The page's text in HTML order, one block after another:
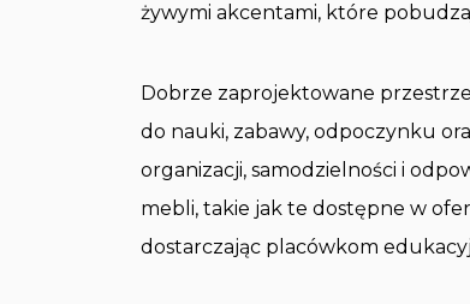
żywymi akcentami, które
Dobrze zaprojektowane
do nauki, zabawy, odpoczynku
organizacji, samodzielności i
mebli, takie jak te dostępne w
dostarczając placówkom